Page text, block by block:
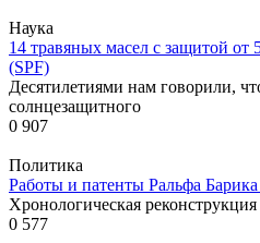
Наука
14 травяных масел с защитой
(SPF)
Десятилетиями нам говорили,
солнцезащитного
0 907
Политика
Работы и патенты Ральфа
Хронологическая
0 577